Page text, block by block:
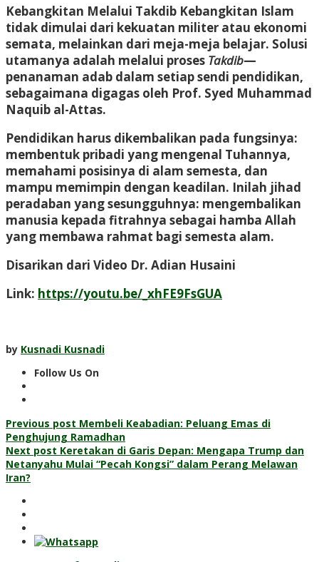
Kebangkitan Melalui Takdib Kebangkitan Islam
tidak dimulai dari kekuatan militer atau ekonomi
semata, melainkan dari meja-meja belajar. Solusi
utamanya adalah melalui proses Takdib—
penanaman adab dalam setiap sendi pendidikan,
sebagaimana digagas oleh Prof. Syed Muhammad
Naquib al-Attas.
Pendidikan harus dikembalikan pada fungsinya:
membentuk pribadi yang mengenal Tuhannya,
memahami posisinya di alam semesta, dan
mampu memimpin dengan keadilan. Inilah jihad
peradaban yang sesungguhnya: mengembalikan
manusia kepada fitrahnya sebagai hamba Allah
yang membawa rahmat bagi semesta alam.
Disarikan dari Video Dr. Adian Husaini
Link: https://youtu.be/_xhFE9FsGUA
by Kusnadi Kusnadi
Follow Us On
Post
navigation
Previous post Membeli Keabadian: Peluang Emas di
Penghujung Ramadhan
Next post Keretakan di Garis Depan: Mengapa Trump dan
Netanyahu Mulai “Pecah Kongsi” dalam Perang Melawan
Iran?